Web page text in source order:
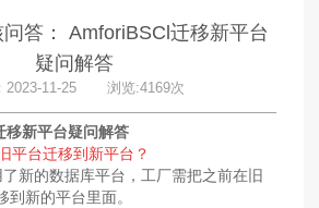
答： AmforiBSCl迁移新平台
疑问解答
2023-11-25 浏览:4169次
新平台疑问解答
平台迁移到新平台？
的数据库平台，工厂需把之前在旧
到新的平台里面。